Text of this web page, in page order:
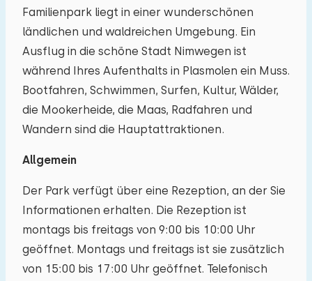
Familienpark liegt in einer wunderschönen
ländlichen und waldreichen Umgebung. Ein
Ausflug in die schöne Stadt Nimwegen ist
während Ihres Aufenthalts in Plasmolen ein Muss.
Bootfahren, Schwimmen, Surfen, Kultur, Wälder,
die Mookerheide, die Maas, Radfahren und
Wandern sind die Hauptattraktionen.
Allgemein
Der Park verfügt über eine Rezeption, an der Sie
Informationen erhalten. Die Rezeption ist
montags bis freitags von 9:00 bis 10:00 Uhr
geöffnet. Montags und freitags ist sie zusätzlich
von 15:00 bis 17:00 Uhr geöffnet. Telefonisch
31 01 02 03 04 05